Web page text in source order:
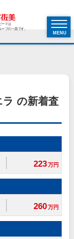
ードは
ープの一員です。
MENU
の新着査
223万円
260万円